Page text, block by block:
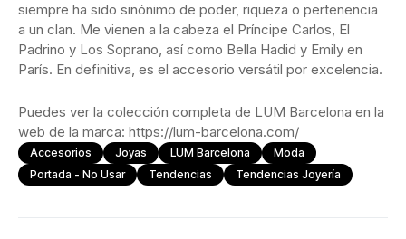
siempre ha sido sinónimo de poder, riqueza o pertenencia
a un clan. Me vienen a la cabeza el Príncipe Carlos, El
Padrino y Los Soprano, así como Bella Hadid y Emily en
París. En definitiva, es el accesorio versátil por excelencia.
Puedes ver la colección completa de LUM Barcelona en la
web de la marca: https://lum-barcelona.com/
Accesorios Joyas LUM Barcelona
Moda
Portada - No Usar
Tendencias Tendencias Joyería